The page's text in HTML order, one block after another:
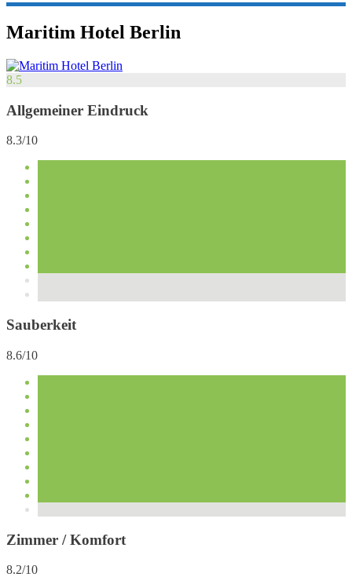
Maritim Hotel Berlin
8.5
Allgemeiner Eindruck
8.3/10
Sauberkeit
8.6/10
Zimmer / Komfort
8.2/10